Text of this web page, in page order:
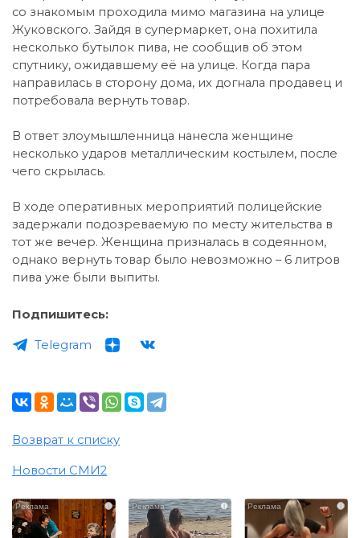
со знакомым проходила мимо магазина на улице
Жуковского. Зайдя в супермаркет, она похитила
несколько бутылок пива, не сообщив об этом
спутнику, ожидавшему её на улице. Когда пара
направилась в сторону дома, их догнала продавец и
потребовала вернуть товар.
В ответ злоумышленница нанесла женщине
несколько ударов металлическим костылем, после
чего скрылась.
В ходе оперативных мероприятий полицейские
задержали подозреваемую по месту жительства в
тот же вечер. Женщина призналась в содеянном,
однако вернуть товар было невозможно – 6 литров
пива уже были выпиты.
Подпишитесь:
Telegram
Возврат к списку
Новости СМИ2
i i i